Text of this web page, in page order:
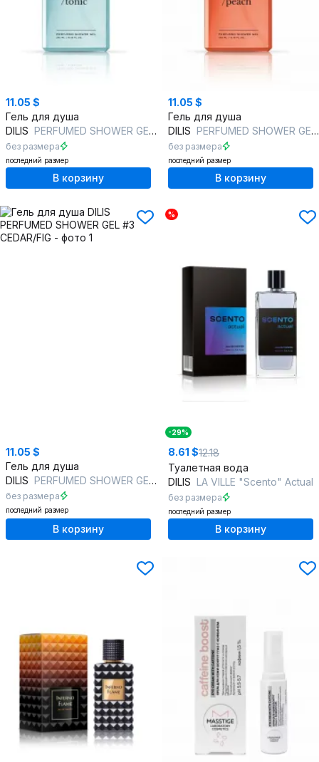
11.05 $
Гель для душа
DILIS PERFUMED SHOWER GEL #4 GIN/TONIC
без размера
последний размер
В корзину
11.05 $
Гель для душа
DILIS PERFUMED SHOWER GEL #1 YUZU/PEACH
без размера
последний размер
В корзину
11.05 $
Гель для душа
DILIS PERFUMED SHOWER GEL #3 CEDAR/FIG
без размера
последний размер
В корзину
%
-29%
8.61 $12.18
Туалетная вода
DILIS LA VILLE "Scento" Actual
без размера
последний размер
В корзину